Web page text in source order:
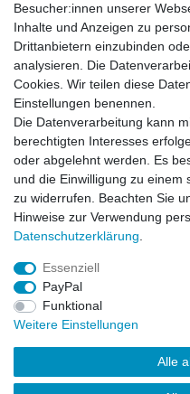
BDU
BDU
Besucher:innen unserer
Inhalte und Anzeigen zu
Drittanbietern einzubinden
analysieren. Die
Cookies. Wir teilen diese
Einstellungen benennen.
Die Datenverarbeitung kann
berechtigten Interesses
oder abgelehnt werden. Es
und die Einwilligung zu
zu widerrufen. Beachten Sie
Hinweise zur Verwendung
Daten­schutz­erklärung
Essenziell
PayPal
Funktional
Weitere Einstellungen
Alle